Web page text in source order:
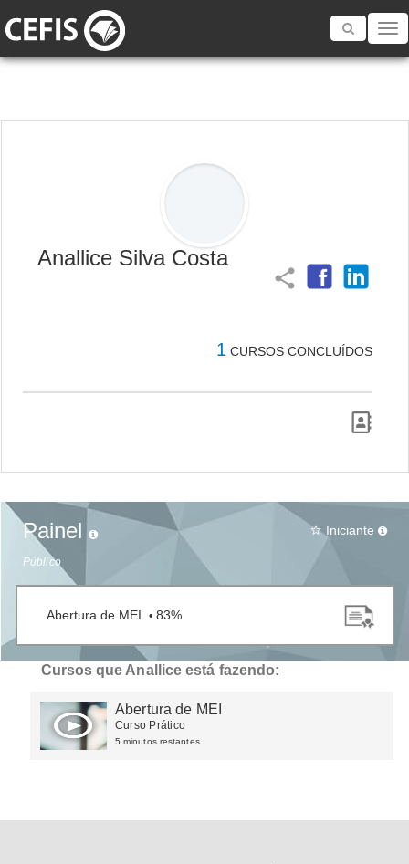
Toggle
Anallice Silva Costa
share
1 CURSOS CONCLUÍDOS
Painel
Público
star_border Iniciante
Abertura de MEI • 83%
Cursos que Anallice está fazendo:
Abertura de MEI
Curso Prático
5 minutos restantes